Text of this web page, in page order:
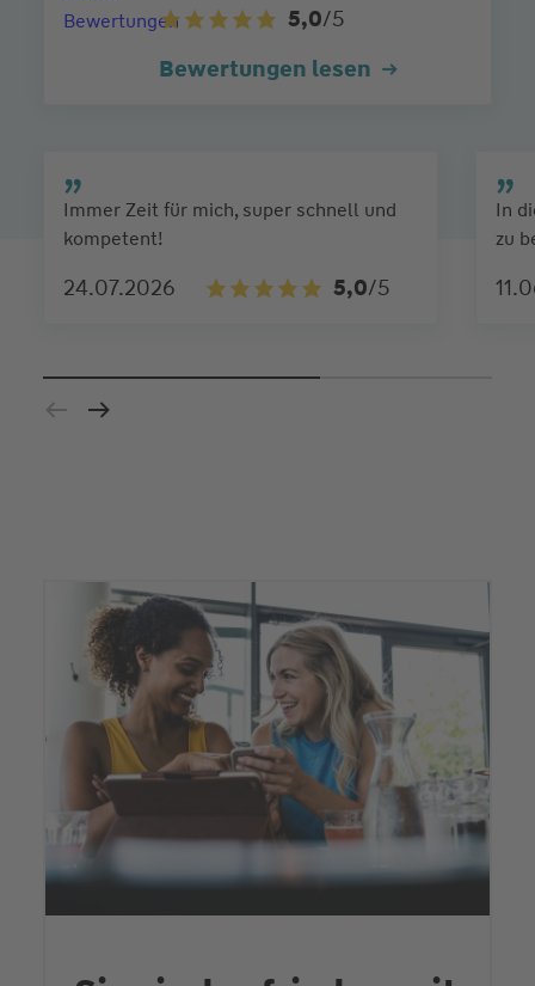
5,0/5
Bewertungen lesen
Immer Zeit für mich, super schnell und
kompetent!
24.07.2026 5,0/5
In
zu